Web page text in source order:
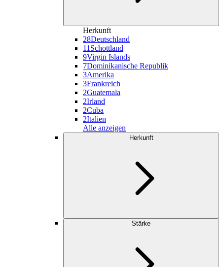
Herkunft
28Deutschland
11 Schottland
9Virgin Islands
7Dominikanische Republik
3Amerika
3Frankreich
2Guatemala
2Irland
2Cuba
2Italien
Alle anzeigen
Herkunft
Stärke